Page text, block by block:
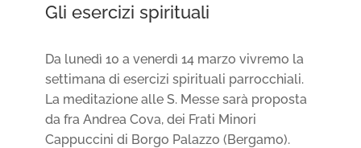
Gli esercizi spirituali
Da lunedì 10 a venerdì 14 marzo vivremo la
settimana di esercizi spirituali parrocchiali.
La meditazione alle S. Messe sarà proposta
da fra Andrea Cova, dei Frati Minori
Cappuccini di Borgo Palazzo (Bergamo).